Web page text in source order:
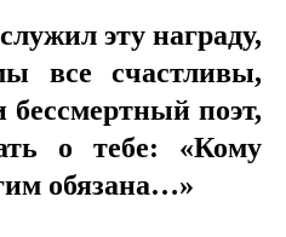
эту награду,
все счастливы,
поэт,
о тебе: «Кому
обязана…»